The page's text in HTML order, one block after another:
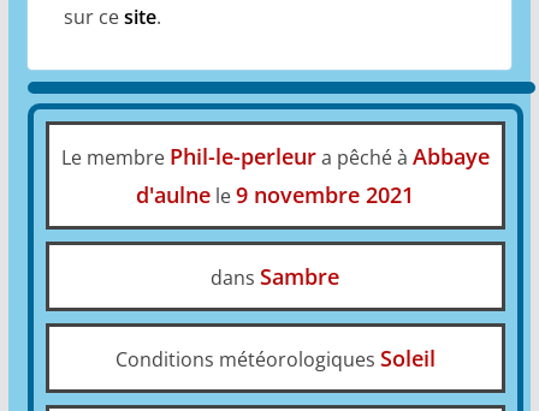
sur cesite.
Le membre Phil-le-perleura pêché à Abbaye
d'aulne le9 novembre 2021
dansSambre
Conditions météorologiques Soleil